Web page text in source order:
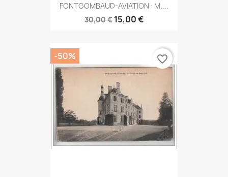
FONTGOMBAUD-AVIATION : M....
30,00 € 15,00 €
-50% favorite_border